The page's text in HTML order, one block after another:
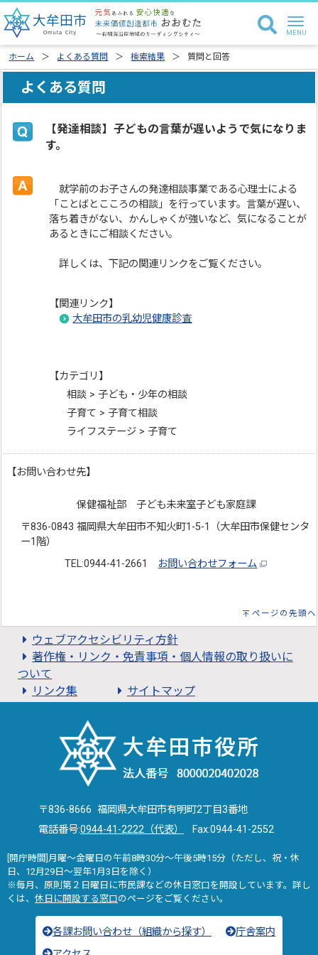
ホーム よくある質問 検索結果 質問と回答
よくある質問
【発達相談】子どもの言葉が遅いようで気になりま
す。
就学前のお子さんの発達相談事業である心理士による
「ことばとこころの相談」を行っています。言葉が遅い、
落ち着きがない、かんしゃくが強いなど、気になることが
あるときにご相談ください。
詳しくは、下記の関連リンクをご覧ください。
【関連リンク】
大牟田市の乳幼児健康診査
【カテゴリ】
相談 > 子ども・少年の相談
子育て > 子育て相談
ライフステージ > 子育て
【お問い合わせ先】
保健福祉部 子ども未来室子ども家庭課
〒836-0843 福岡県大牟田市不知火町1-5-1（大牟田市保健センタ
ー1階）
TEL:0944-41-2661
お問い合わせフォーム
ページの先頭へ
ウェブアクセシビリティ方針
著作権・リンク・免責事項・個人情報の取り扱いに
ついて
リンク集
サイトマップ
〒836-8666 福岡県大牟田市有明町2丁目3番地
電話番号:0944-41-2222（代表） Fax:0944-41-2552
[開庁時間]月曜～金曜日の午前8時30分～午後5時15分（ただし、祝・休
日、12月29日～翌年1月3日を除く）
※毎月、原則第２日曜日に市民課などの休日窓口を開設しています。詳し
くは、 休日に開設する窓口のページをご覧ください。
各課お問い合わせ（組織から探す）
庁舎案内